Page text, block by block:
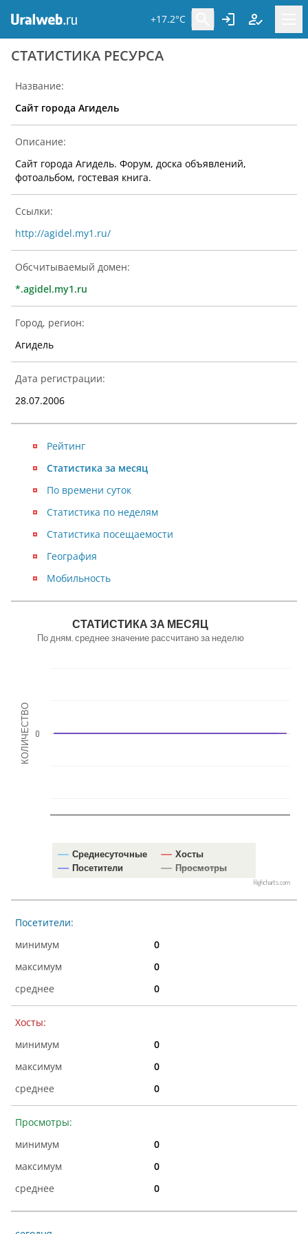
+17.2°C
CТАТИСТИКА РЕСУРСА
Название:
Сайт города Агидель
Описание:
Сайт города Агидель. Форум, доска объявлений,
фотоальбом, гостевая книга.
Ссылки:
http://agidel.my1.ru/
Обсчитываемый домен:
*.agidel.my1.ru
Город, регион:
Агидель
Дата регистрации:
28.07.2006
Рейтинг
Статистика посещаемости
Статистика за месяц
География
По времени суток
Мобильность
Статистика по неделям
КОЛИЧЕСТВО
СТАТИСТИКА ЗА МЕСЯЦ
По дням, среднее значение рассчитано за неделю
Среднесуточные
Хосты
Посетители
Просмотры
0
Highcharts.com
Посетители:
0
0
0
Хосты:
0
0
0
Просмотры:
0
0
0